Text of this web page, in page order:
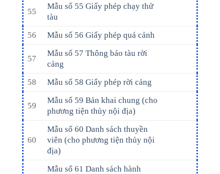
55
Mẫu số 55 Giấy phép chạy thử
tàu
56
Mẫu số 56 Giấy phép quá cảnh
57
Mẫu số 57 Thông báo tàu rời
cảng
58
Mẫu số 58 Giấy phép rời cảng
59
Mẫu số 59 Bản khai chung (cho
phương tiện thủy nội địa)
60
Mẫu số 60 Danh sách thuyền
viên (cho phương tiện thủy nội
địa)
Mẫu số 61 Danh sách hành